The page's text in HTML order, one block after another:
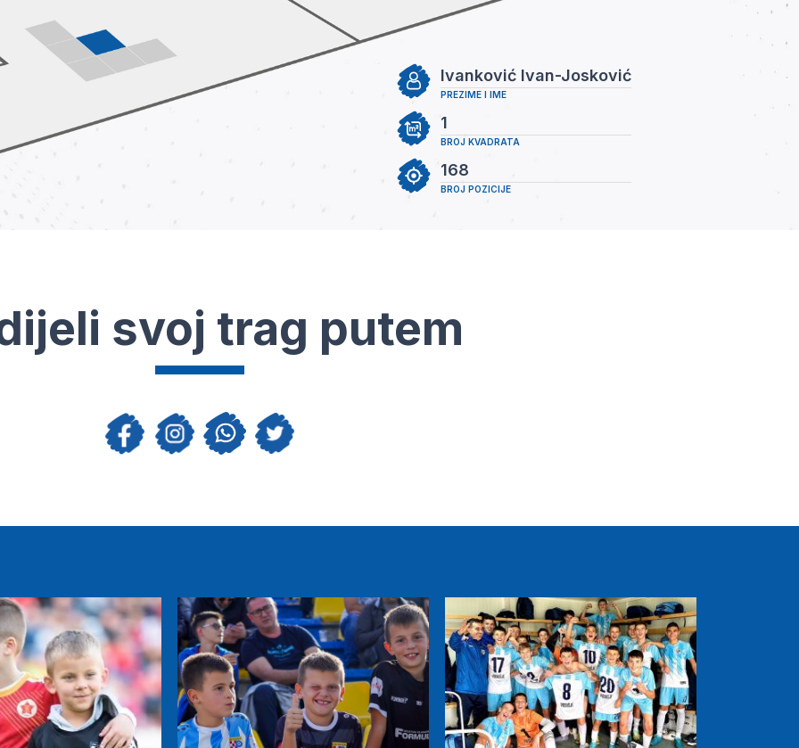
PREZIME I IME
Ivanković Ivan-Josković
BROJ KVADRATA
1
BROJ POZICIJE
168
svoj trag putem